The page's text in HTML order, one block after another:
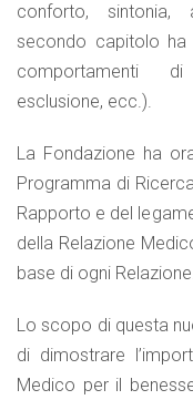
conforto, sintonia,
secondo capitolo ha
comportamenti di
esclusione, ecc.).
La Fondazione ha
Programma di
Rapporto e del
della Relazione
base di ogni
Lo scopo di questa
di dimostrare
Medico per il